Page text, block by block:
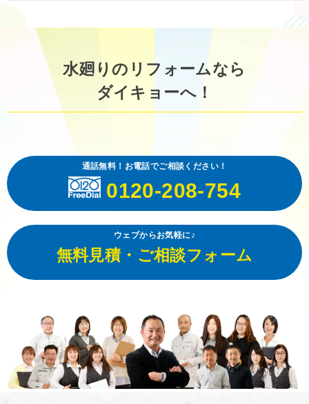
水廻りのリフォームなら
ダイキョーへ！
通話無料！お電話でご相談ください！
0120-208-754
ウェブからお気軽に♪
無料見積・ご相談フォーム